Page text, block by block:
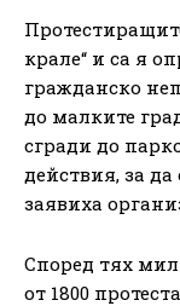
крале“ и са я
гражданско
до малките
сгради до
действия, за
заявиха
Според тях
от 1800